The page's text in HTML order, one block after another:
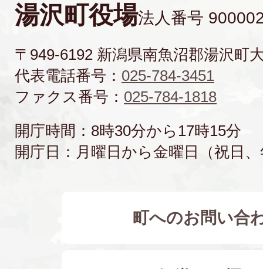
湯沢町役場法人番号
〒949-6192 新潟県南魚沼郡湯沢町
代表電話番号： 025-784-3451
ファクス番号： 025-784-1818
開庁時間：8時30分から17時15分
開庁日：月曜日から金曜日（祝日
町へのお問い合